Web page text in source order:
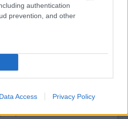
authentication
prevention, and other
Data Access Privacy Policy
MINDENKIT A DOMBOS
értelmében felhasználói tartalomnak